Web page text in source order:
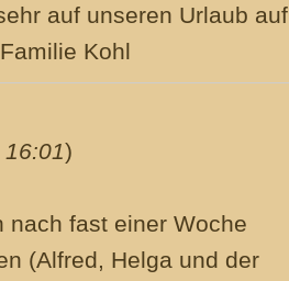
auf unseren Urlaub auf
Kohl
)
nach fast einer Woche
(Alfred, Helga und der